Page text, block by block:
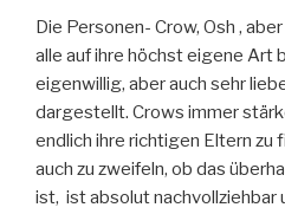
Die Personen- Crow, Osh ,
alle auf ihre höchst eigene Art
eigenwillig, aber auch sehr
dargestellt. Crows immer
endlich ihre richtigen Eltern zu
auch zu zweifeln, ob das
ist, ist absolut nachvollziehbar